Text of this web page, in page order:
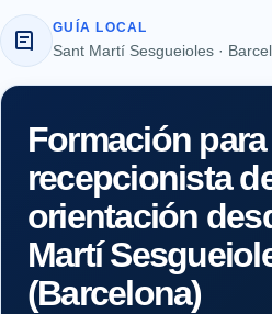
GUÍA LOCAL
Sant Martí Sesgueioles ·
Formación
recepcionista
orientación
Martí
(Barcelona)